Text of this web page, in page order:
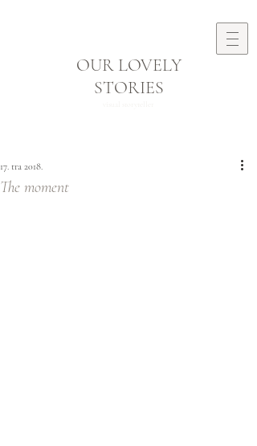
OUR LOVELY
STORIES
The moment
17. tra 2018.